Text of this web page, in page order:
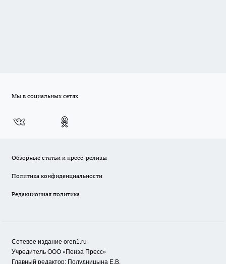
Мы в социальных сетях
Обзорные статьи и пресс-релизы
Политика конфиденциальности
Редакционная политика
Сетевое издание oren1.ru
Учредитель ООО «Пенза Пресс»
Главный редактор: Полудницына Е.В.